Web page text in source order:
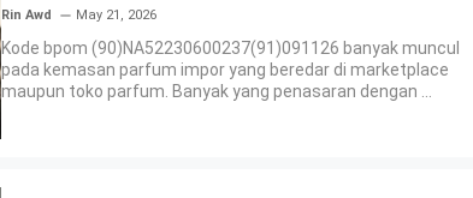
Rin Awd May 21, 2026
Kode bpom (90)NA52230600237(91)091126 banyak muncul
pada kemasan parfum impor yang beredar di marketplace
maupun toko parfum. Banyak yang penasaran dengan ...